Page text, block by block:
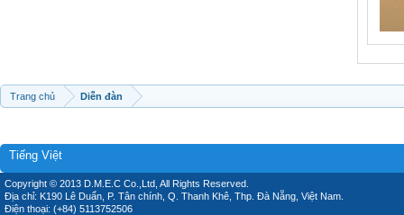
Trang chủ Diễn đàn
Tiếng Việt
Copyright © 2013 D.M.E.C Co.,Ltd, All Rights Reserved.
Địa chỉ: K190 Lê Duẩn, P. Tân chính, Q. Thanh Khê, Thp. Đà Nẵng, Việt Nam.
Điện thoại: (+84) 5113752506